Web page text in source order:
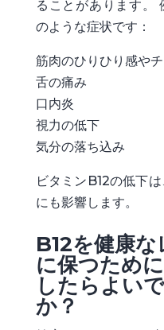
ることがあります。
のような症状です：
筋肉のひりひり感や
舌の痛み
口内炎
視力の低下
気分の落ち込み
ビタミンB12の低下
にも影響します。
B12を健康
に保つため
したらよい
か？